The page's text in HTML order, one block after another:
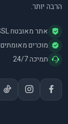
הרבה יותר.
אתר מאובטח SSL
מוכרים מאומתים
תמיכה 24/7